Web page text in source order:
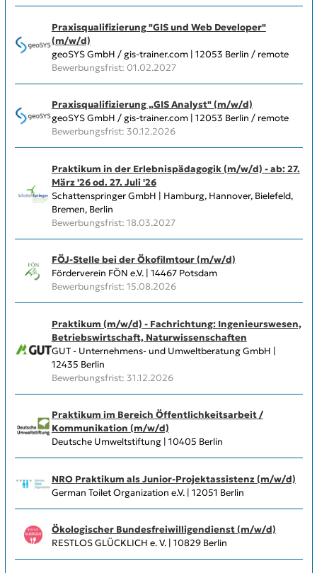
Praxisqualifizierung "GIS und Web Developer"
(m/w/d)
geoSYS GmbH / gis-trainer.com | 12053 Berlin / remote
Bewerbungsfrist: 01.02.2027
Praxisqualifizierung „GIS Analyst" (m/w/d)
geoSYS GmbH / gis-trainer.com | 12053 Berlin / remote
Bewerbungsfrist: 30.12.2026
Praktikum in der Erlebnispädagogik (m/w/d) - ab: 27.
März '26 od. 27. Juli '26
Schattenspringer GmbH | Hamburg, Hannover, Bielefeld,
Bremen, Berlin
Bewerbungsfrist: 18.03.2027
FÖJ-Stelle bei der Ökofilmtour (m/w/d)
Förderverein FÖN e.V. | 14467 Potsdam
Bewerbungsfrist: 15.08.2026
Praktikum (m/w/d) - Fachrichtung: Ingenieurswesen,
Betriebswirtschaft, Naturwissenschaften
GUT - Unternehmens- und Umweltberatung GmbH |
12435 Berlin
Bewerbungsfrist: 31.12.2026
Praktikum im Bereich Öffentlichkeitsarbeit /
Kommunikation (m/w/d)
Deutsche Umweltstiftung | 10405 Berlin
NRO Praktikum als Junior-Projektassistenz (m/w/d)
German Toilet Organization e.V. | 12051 Berlin
Ökologischer Bundesfreiwilligendienst (m/w/d)
RESTLOS GLÜCKLICH e. V. | 10829 Berlin